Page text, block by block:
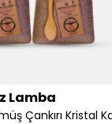
Lamba